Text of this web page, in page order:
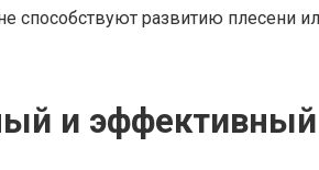
развитию плесени
и